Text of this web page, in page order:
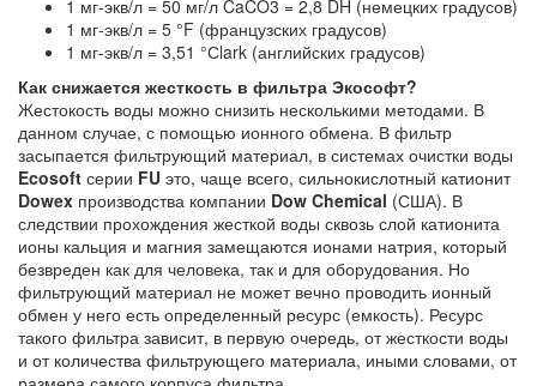
1 мг-экв/л = 50 мг/л CaCO3 = 2,8 DH (немецких градусов)
1 мг-экв/л = 5 °F (французских градусов)
1 мг-экв/л = 3,51 °Сlark (английских градусов)
Как снижается жесткость в фильтра Экософт?
Жестокость воды можно снизить несколькими методами. В
данном случае, с помощью ионного обмена. В фильтр
засыпается фильтрующий материал, в системах очистки воды
Ecosoft серии FU это, чаще всего, сильнокислотный катионит
Dowex производства компании Dow Chemical (США). В
следствии прохождения жесткой воды сквозь слой катионита
ионы кальция и магния замещаются ионами натрия, который
безвреден как для человека, так и для оборудования. Но
фильтрующий материал не может вечно проводить ионный
обмен у него есть определенный ресурс (емкость). Ресурс
такого фильтра зависит, в первую очередь, от жесткости воды
и от количества фильтрующего материала, иными словами, от